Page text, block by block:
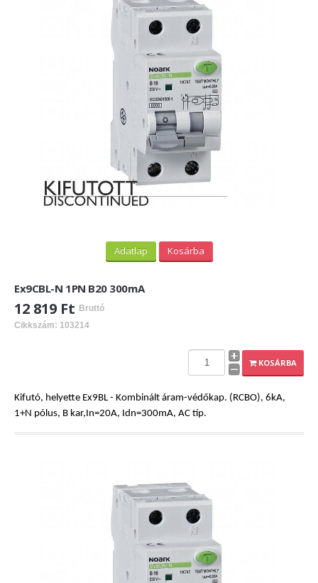
Adatlap Kosárba
Ex9CBL-N 1PN B20 300mA
12 819 Ft Bruttó
Cikkszám: 103214
KOSÁRBA
Kifutó, helyette Ex9BL - Kombinált áram-védőkap. (RCBO), 6kA,
1+N pólus, B kar,In=20A, Idn=300mA, AC típ.